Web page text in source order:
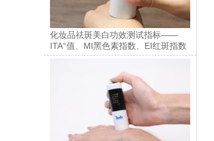
化妆品祛斑美白功效测试指标——
ITA°值、MI黑色素指数、EI红斑指数